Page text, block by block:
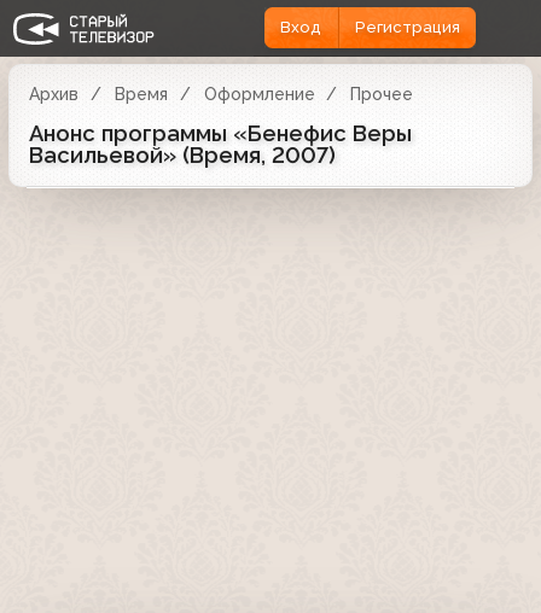
Вход Регистрация
Архив Время Оформление Прочее
Анонс программы «Бенефис Веры
Васильевой» (Время, 2007)